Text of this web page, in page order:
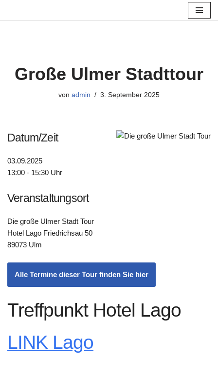
Große Ulmer Stadttour
von admin 3. September 2025
Datum/Zeit
03.09.2025
13:00 - 15:30 Uhr
Veranstaltungsort
Die große Ulmer Stadt Tour
Hotel Lago Friedrichsau 50
89073 Ulm
Alle Termine dieser Tour finden Sie hier
Treffpunkt Hotel Lago
LINK Lago